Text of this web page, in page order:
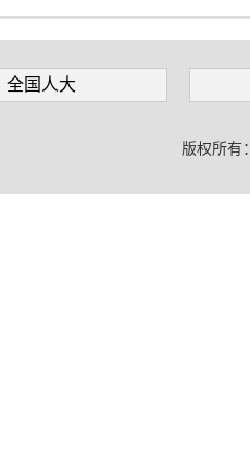
全国人大
版权所